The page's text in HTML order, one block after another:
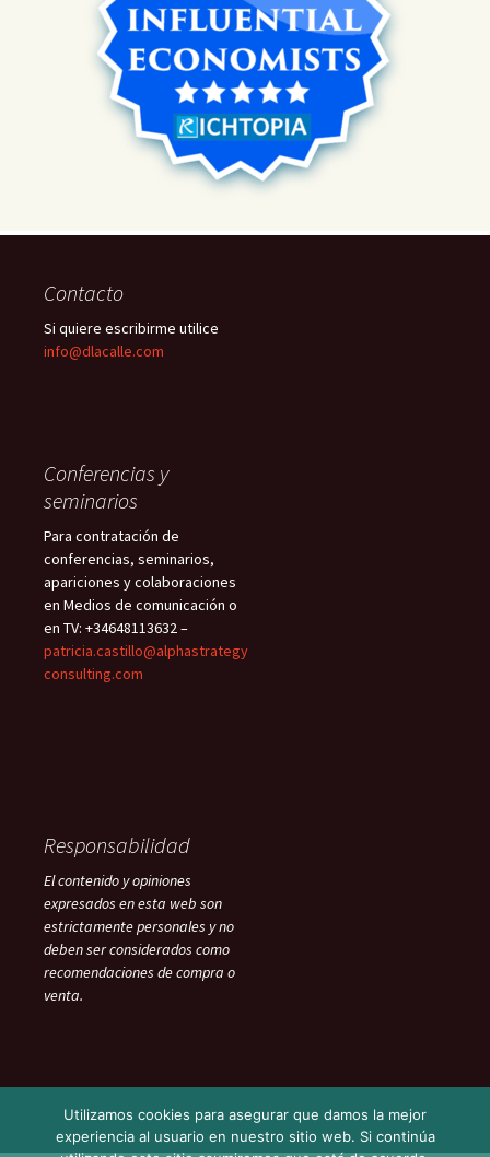
Contacto
Si quiere escribirme utilice
info@dlacalle.com
Conferencias y
seminarios
Para contratación de
conferencias, seminarios,
apariciones y colaboraciones
en Medios de comunicación o
en TV: +34648113632 –
patricia.castillo@alphastrategy
consulting.com
Responsabilidad
El contenido y opiniones
expresados en esta web son
estrictamente personales y no
deben ser considerados como
recomendaciones de compra o
venta.
Utilizamos cookies para asegurar que damos la mejor
experiencia al usuario en nuestro sitio web. Si continúa